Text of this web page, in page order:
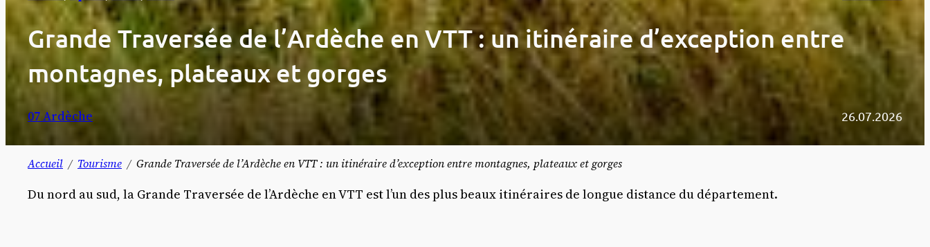
Grande Traversée de l’Ardèche en VTT : un itinéraire d’exception entre
montagnes, plateaux et gorges
07 Ardèche 26.07.2026
Accueil Tourisme Grande Traversée de l’Ardèche en VTT : un itinéraire d’exception entre montagnes, plateaux et gorges
Du nord au sud, la Grande Traversée de l’Ardèche en VTT est l’un des plus beaux itinéraires de longue distance du département.